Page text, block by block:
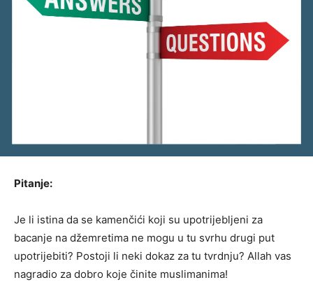
Pitanje:
Je li istina da se kamenčići koji su upotrijebljeni za
bacanje na džemretima ne mogu u tu svrhu drugi put
upotrijebiti? Postoji li neki dokaz za tu tvrdnju? Allah vas
nagradio za dobro koje činite muslimanima!